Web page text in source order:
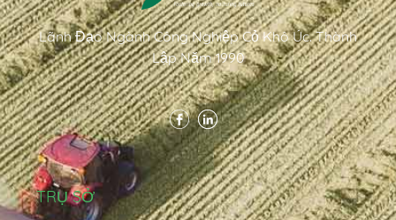
Lãnh Đạo Ngành Công Nghiệp Cỏ Khô Úc. Thành
Lập Năm 1990
TRỤ SỞ